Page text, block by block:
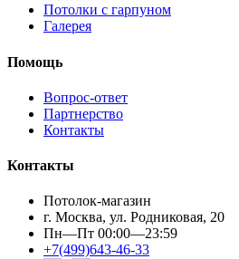
Потолки с гарпуном
Галерея
Помощь
Вопрос-ответ
Партнерство
Контакты
Контакты
Потолок-магазин
г. Москва, ул. Родниковая, 20
Пн—Пт 00:00—23:59
+7(499)643-46-33